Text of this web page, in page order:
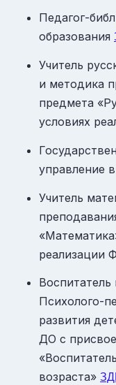
Педагог-
образования
Учитель
и методика
предмета
условиях
управление
Учитель
реализации
Психолого-
развития
ДО с
возраста»